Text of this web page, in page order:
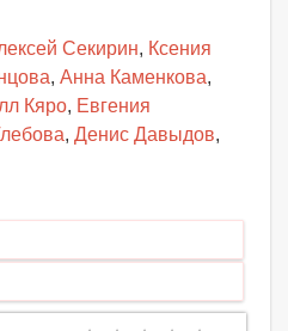
Секирин, Ксения
, Анна Каменкова,
Кяро, Евгения
, Денис Давыдов,